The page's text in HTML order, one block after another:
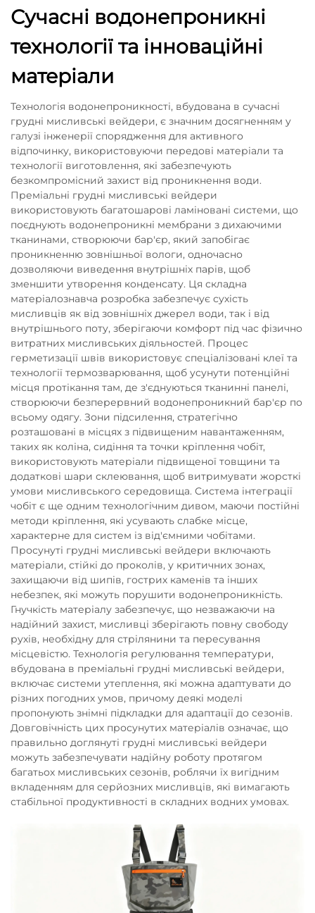
Сучасні водонепроникні
технології та інноваційні
матеріали
Технологія водонепроникності, вбудована в сучасні
грудні мисливські вейдери, є значним досягненням у
галузі інженерії спорядження для активного
відпочинку, використовуючи передові матеріали та
технології виготовлення, які забезпечують
безкомпромісний захист від проникнення води.
Преміальні грудні мисливські вейдери
використовують багатошарові ламіновані системи, що
поєднують водонепроникні мембрани з дихаючими
тканинами, створюючи бар'єр, який запобігає
проникненню зовнішньої вологи, одночасно
дозволяючи виведення внутрішніх парів, щоб
зменшити утворення конденсату. Ця складна
матеріалознавча розробка забезпечує сухість
мисливців як від зовнішніх джерел води, так і від
внутрішнього поту, зберігаючи комфорт під час фізично
витратних мисливських діяльностей. Процес
герметизації швів використовує спеціалізовані клеї та
технології термозварювання, щоб усунути потенційні
місця протікання там, де з'єднуються тканинні панелі,
створюючи безперервний водонепроникний бар'єр по
всьому одягу. Зони підсилення, стратегічно
розташовані в місцях з підвищеним навантаженням,
таких як коліна, сидіння та точки кріплення чобіт,
використовують матеріали підвищеної товщини та
додаткові шари склеювання, щоб витримувати жорсткі
умови мисливського середовища. Система інтеграції
чобіт є ще одним технологічним дивом, маючи постійні
методи кріплення, які усувають слабке місце,
характерне для систем із від'ємними чобітами.
Просунуті грудні мисливські вейдери включають
матеріали, стійкі до проколів, у критичних зонах,
захищаючи від шипів, гострих каменів та інших
небезпек, які можуть порушити водонепроникність.
Гнучкість матеріалу забезпечує, що незважаючи на
надійний захист, мисливці зберігають повну свободу
рухів, необхідну для стрілянини та пересування
місцевістю. Технологія регулювання температури,
вбудована в преміальні грудні мисливські вейдери,
включає системи утеплення, які можна адаптувати до
різних погодних умов, причому деякі моделі
пропонують знімні підкладки для адаптації до сезонів.
Довговічність цих просунутих матеріалів означає, що
правильно доглянуті грудні мисливські вейдери
можуть забезпечувати надійну роботу протягом
багатьох мисливських сезонів, роблячи їх вигідним
вкладенням для серйозних мисливців, які вимагають
стабільної продуктивності в складних водних умовах.